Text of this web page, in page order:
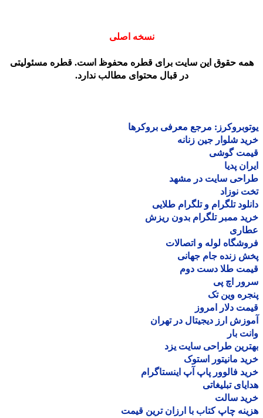
نسخه اصلی
حقوق این سایت برای قطره محفوظ است. قطره مسئولیتی
در قبال محتوای مطالب ندارد.
مرجع معرفی بروکرها
شلوار جین زنانه
گوشی
پدیا
سایت در مشهد
نوزاد
تلگرام و تلگرام طلایی
ممبر تلگرام بدون ریزش
لوله و اتصالات
زنده جام جهانی
طلا دست دوم
اچ پی
وین تک
دلار امروز
ارز دیجیتال در تهران
بار
طراحی سایت یزد
مانیتور استوک
فالوور پاپ آپ اینستاگرام
تبلیغاتی
سالت
چاپ کتاب با ارزان ترین قیمت